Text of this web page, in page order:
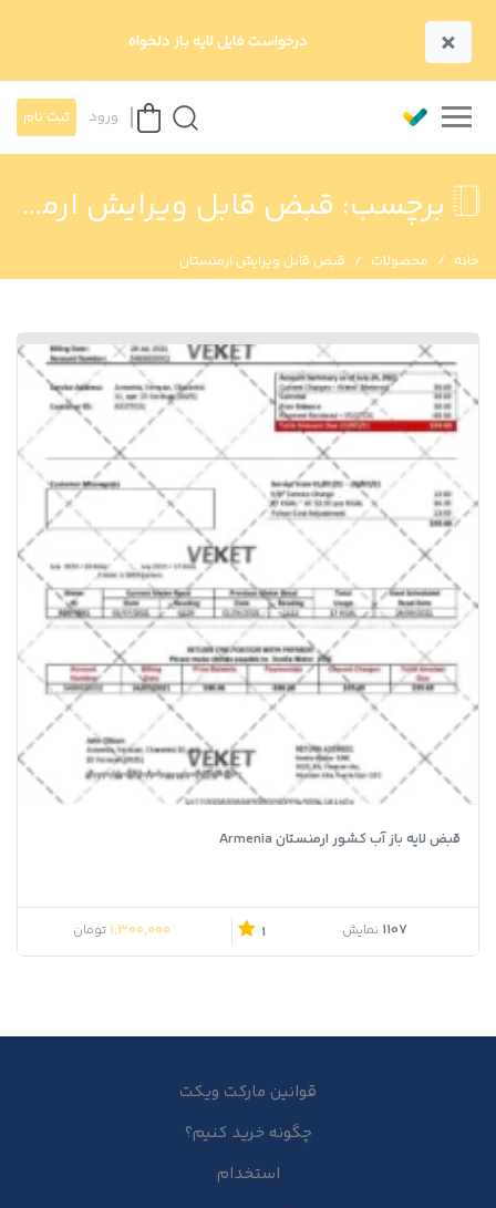
× درخواست فایل لایه باز دلخواه
ورود ثبت نام
برچسب: قبض قابل ویرایش ارمنستان
خانه محصولات قبض قابل ویرایش ارمنستان
قبض لایه باز آب کشور ارمنستان Armenia
1107 نمایش 1
1,300,000 تومان
قوانین مارکت ویکت
چگونه خرید کنیم؟
استخدام